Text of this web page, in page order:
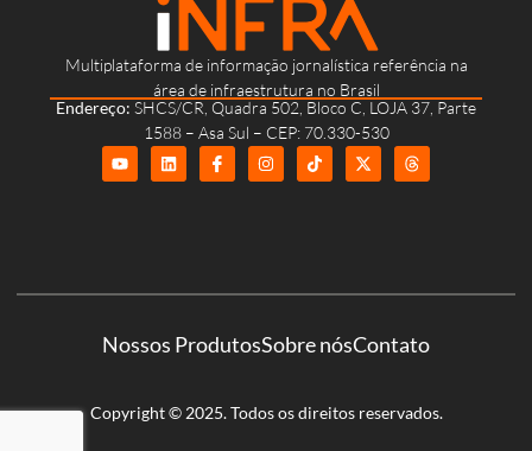
Multiplataforma de informação jornalística referência na
área de infraestrutura no Brasil
Endereço: SHCS/CR, Quadra 502, Bloco C, LOJA 37, Parte
1588 – Asa Sul – CEP: 70.330-530
Nossos ProdutosSobre nósContato
Copyright © 2025. Todos os direitos reservados.